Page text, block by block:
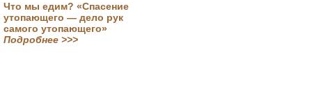
Что мы едим? «Спасение
утопающего — дело рук
самого утопающего»
Подробнее >>>